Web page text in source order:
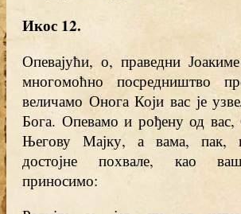
Икос 12.
Опевајући, о, праведни
многомоћно посредништво
величамо Онога Који вас је
Бога. Опевамо и рођену од вас,
Његову Мајку, а вама, пак,
достојне похвале, као
приносимо: